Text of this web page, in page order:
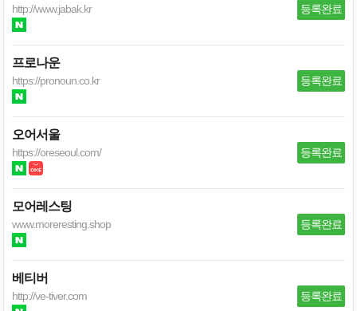
http://www.jabak.kr 등록완료
프로나운
https://pronoun.co.kr 등록완료
오어서울
https://oreseoul.com/ 등록완료
모어레스팅
www.moreresting.shop 등록완료
베티버
http://ve-tiver.com 등록완료